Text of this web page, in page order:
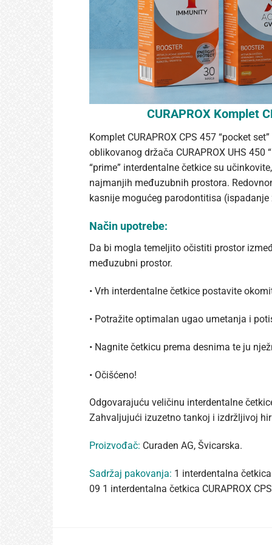
CURAPROX Komplet
Komplet CURAPROX CPS 457 “pocket
oblikovanog držača CURAPROX UHS 450
“prime” interdentalne četkice su
najmanjih međuzubnih prostora.
kasnije mogućeg parodontitisa (ispadanje
Način upotrebe:
Da bi mogla temeljito očistiti prostor
međuzubni prostor.
• Vrh interdentalne četkice postavite
• Potražite optimalan ugao umetanja i
• Nagnite četkicu prema desnima te ju
• Očišćeno!
Odgovarajuću veličinu interdentalne
Zahvaljujući izuzetno tankoj i izdržljivoj
Proizvođač: Curaden AG, Švicarska.
Sadržaj pakovanja: 1 interdentalna četkica
09 1 interdentalna četkica CURAPROX